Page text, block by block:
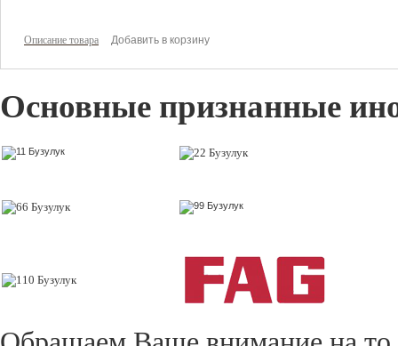
Описание товара
Основные признанные